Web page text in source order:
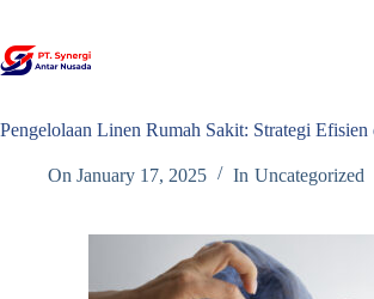
content
Pengelolaan Linen Rumah Sakit: Strategi
On January 17, 2025 In Uncategorized